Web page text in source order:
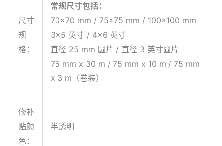
尺寸
规
格：
常规尺寸包括：
70×70 mm / 75×75 mm / 100×100 mm
3×5 英寸 / 4×6 英寸
直径 25 mm 圆片 / 直径 3 英寸圆片
75 mm x 30 m / 75 mm x 10 m / 75 mm
x 3 m（卷装）
修补
贴颜
色：
半透明